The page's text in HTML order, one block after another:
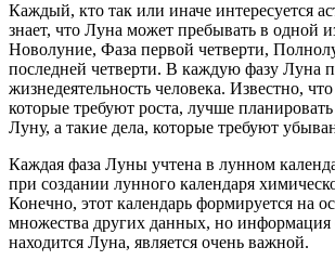
Каждый, кто так или иначе интересуется
знает, что Луна может пребывать в одной
Новолуние, Фаза первой четверти,
последней четверти. В каждую фазу Луна
жизнедеятельность человека. Известно,
которые требуют роста, лучше
Луну, а такие дела, которые требуют
Каждая фаза Луны учтена в лунном
при создании лунного календаря
Конечно, этот календарь формируется на
множества других данных, но информация
находится Луна, является очень важной.